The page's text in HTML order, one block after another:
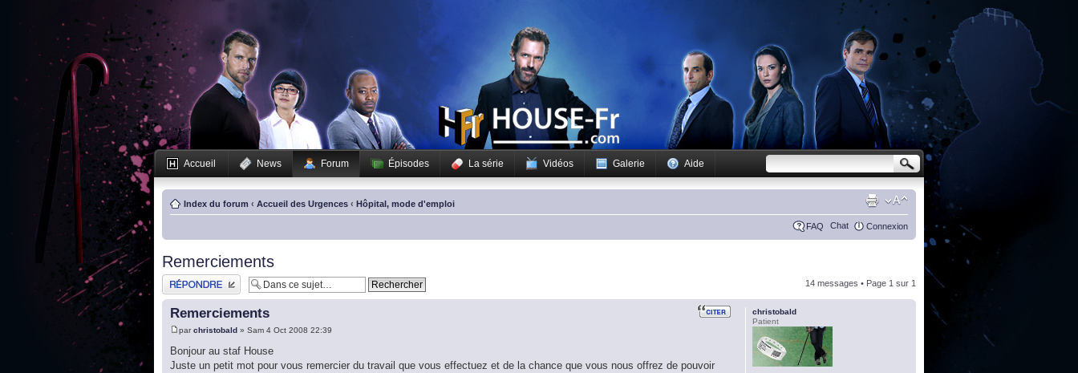
Accueil News Forum Épisodes La série Vidéos Galerie Aide
Index du forum ‹ Accueil des Urgences ‹ Hôpital, mode d'emploi
FAQ Chat Connexion
Remerciements
Publier une réponse 14 messages • Page 1 sur 1
Remerciements
parchristobald » Sam 4 Oct 2008 22:39
Bonjour au staf House
Juste un petit mot pour vous remercier du travail que vous effectuez et de la chance que vous nous offrez de pouvoir
christobald
Patient